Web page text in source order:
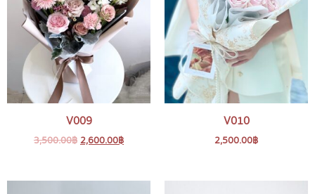
V009
3,500.00฿ 2,600.00฿
V010
2,500.00฿